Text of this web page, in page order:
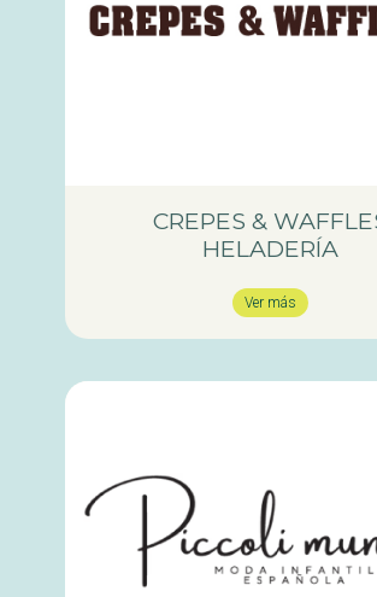
CREPES &
HELADERÍA
Ver más